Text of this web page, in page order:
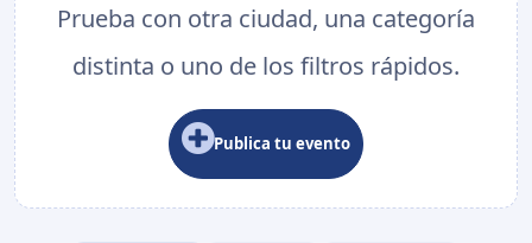
Prueba con otra ciudad, una categoría
distinta o uno de los filtros rápidos.
Publica tu evento